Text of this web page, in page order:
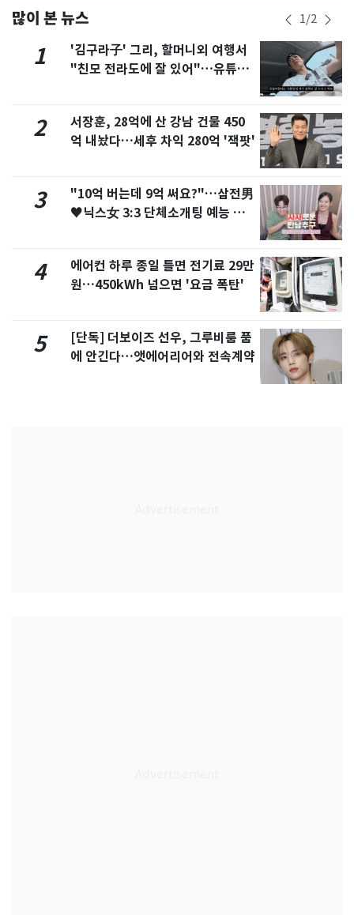
많이 본 뉴스 1/2
1
'김구라子' 그리, 할머니외 여행서
"친모 전라도에 잘 있어"…유튜브
2
서장훈, 28억에 산 강남 건물 450
억 내놨다…세후 차익 280억 '잭팟'
3
"10억 버는데 9억 써요?"…삼전男
♥닉스女 3:3 단체소개팅 예능 화
4
에어컨 하루 종일 틀면 전기료 29만
원…450kWh 넘으면 '요금 폭탄'
5
[단독] 더보이즈 선우, 그루비룸 품
에 안긴다…앳에어리어와 전속계약